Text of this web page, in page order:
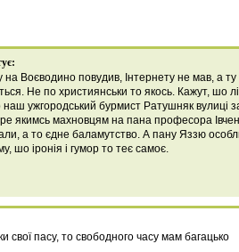
Воєводино повудив, Інтернету не мав, а ту
Не по християнськи то якось. Кажут, шо
ужгородський бурмист Ратушняк вулиці
якимсь махновцям на пана професора
а то єдне баламутство. А пану Яззю
шо іронія і гумор то теє самоє.
свої пасу, то свободного часу мам багацько